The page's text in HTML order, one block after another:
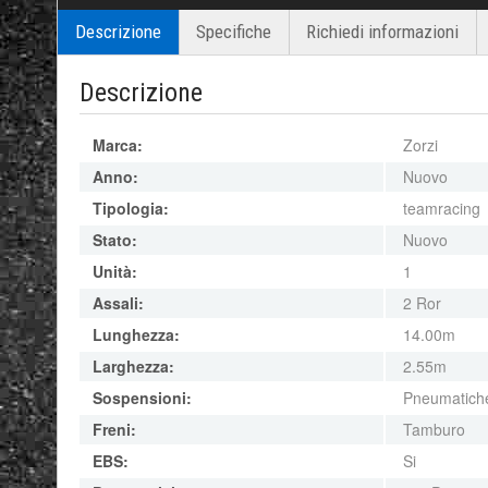
Descrizione Specifiche Richiedi informazioni
Descrizione
Marca:
Zorzi
Anno:
Nuovo
Tipologia:
teamracing
Stato:
Nuovo
Unità:
1
Assali:
2 Ror
Lunghezza:
14.00m
Larghezza:
2.55m
Sospensioni:
Freni:
Tamburo
EBS:
Si